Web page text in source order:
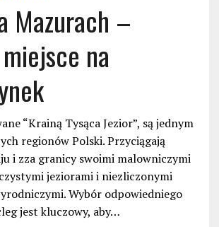
Mazurach –
na
“Krainą Tysąca Jezior”, są jednym
regionów Polski. Przyciągają
i zza granicy swoimi malowniczymi
jeziorami i niezliczonymi
Wybór odpowiedniego
jest kluczowy, aby…